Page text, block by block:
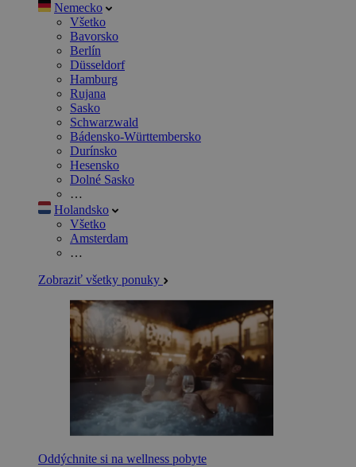
Nemecko
Všetko
Bavorsko
Berlín
Düsseldorf
Hamburg
Rujana
Sasko
Schwarzwald
Bádensko-Württembersko
Durínsko
Hesensko
Dolné Sasko
…
Holandsko
Všetko
Amsterdam
…
Zobraziť všetky ponuky
Oddýchnite si na wellness pobyte